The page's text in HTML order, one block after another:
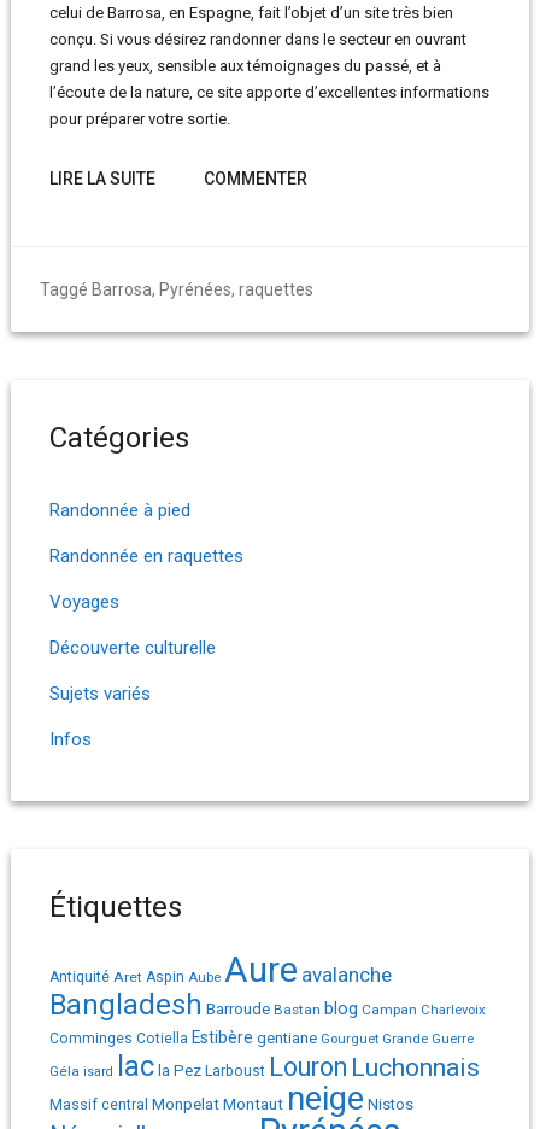
celui de Barrosa, en Espagne, fait l’objet d’un site très bien
conçu. Si vous désirez randonner dans le secteur en ouvrant
grand les yeux, sensible aux témoignages du passé, et à
l’écoute de la nature, ce site apporte d’excellentes informations
pour préparer votre sortie.
LIRE LA SUITE COMMENTER
Taggé Barrosa, Pyrénées, raquettes
Catégories
Randonnée à pied
Randonnée en raquettes
Voyages
Découverte culturelle
Sujets variés
Infos
Étiquettes
Antiquité Aret Aspin Aube Aure avalanche
Bangladesh Barroude Bastan blog Campan Charlevoix
Comminges Cotiella Estibère gentiane Gourguet Grande Guerre
Géla isard lac la Pez Larboust Louron Luchonnais
Massif central MonpelatMontaut neige Nistos